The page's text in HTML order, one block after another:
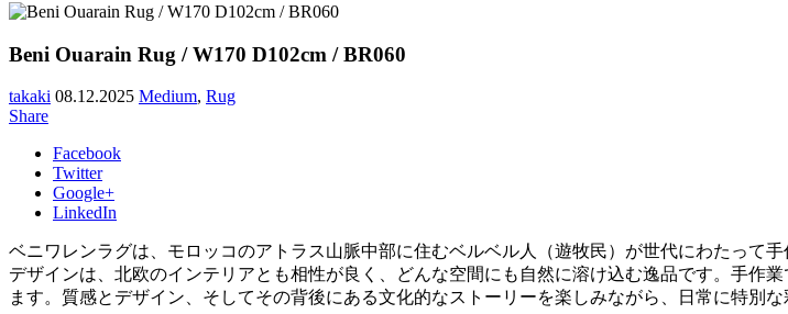
Beni Ouarain Rug / W170 D102cm / BR060
takaki 08.12.2025 Medium, Rug
Share
Facebook
Twitter
Google+
LinkedIn
ベニワレンラグは、モロッコのアトラス山脈中部に住むベルベル人（遊牧民）が世代にわたって
デザインは、北欧のインテリアとも相性が良く、どんな空間にも自然に溶け込む逸品です。手作
ます。質感とデザイン、そしてその背後にある文化的なストーリーを楽しみながら、日常に特別